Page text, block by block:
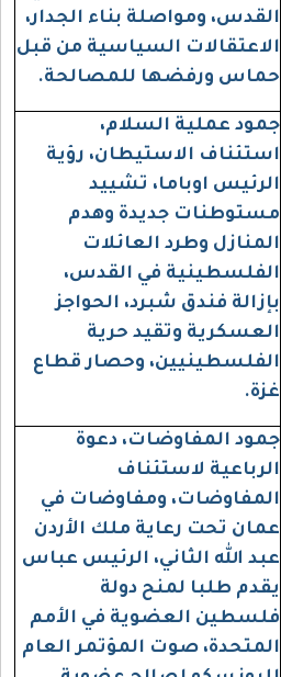
القدس، ومواصلة بناء الجدار،
الاعتقالات السياسية من قبل
حماس ورفضها للمصالحة.
جمود عملية السلام،
استئناف الاستيطان، رؤية
الرئيس اوباما، تشييد
مستوطنات جديدة وهدم
المنازل وطرد العائلات
الفلسطينية في القدس،
بإزالة فندق شبرد، الحواجز
العسكرية وتقيد حرية
الفلسطينيين، وحصار قطاع
غزة.
جمود المفاوضات، دعوة
الرباعية لاستئناف
المفاوضات، ومفاوضات في
عمان تحت رعاية ملك الأردن
عبد الله الثاني، الرئيس عباس
يقدم طلبا لمنح دولة
فلسطين العضوية في الأمم
المتحدة، صوت المؤتمر العام